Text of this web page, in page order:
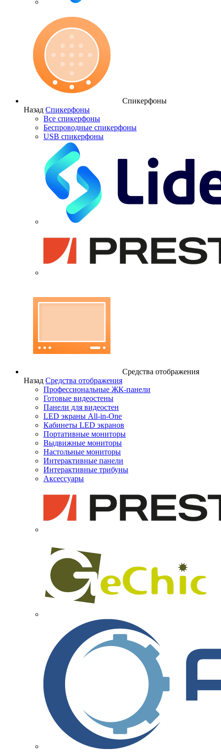
Спикерфоны
Назад Спикерфоны
Все спикерфоны
Беспроводные спикерфоны
USB спикерфоны
Средства отображения
Назад Средства отображения
Профессиональные ЖК-панели
Готовые видеостены
Панели для видеостен
LED экраны All-in-One
Кабинеты LED экранов
Портативные мониторы
Выдвижные мониторы
Настольные мониторы
Интерактивные панели
Интерактивные трибуны
Аксессуары